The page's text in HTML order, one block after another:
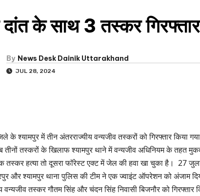
दांत के साथ 3 तस्कर गिरफ्तार
By News Desk Dainik Uttarakhand
JUL 28, 2024
के श्यामपुर में तीन अंतरराज्यीय वन्यजीव तस्करों को गिरफ्तार
तस्करों के खिलाफ श्यामपुर थाने में वन्यजीव अधिनियम के तहत
तस्कर हत्या तो दूसरा फॉरेस्ट एक्ट में जेल की हवा खा चुका है। 27
और श्यामपुर थाना पुलिस की टीम ने एक ज्वाइंट ऑपरेशन को अंजाम
वन्यजीव तस्कर गौतम सिंह और चंदन सिंह निवासी बिजनौर को